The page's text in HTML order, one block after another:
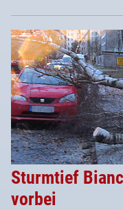
Sturmtief
vorbei